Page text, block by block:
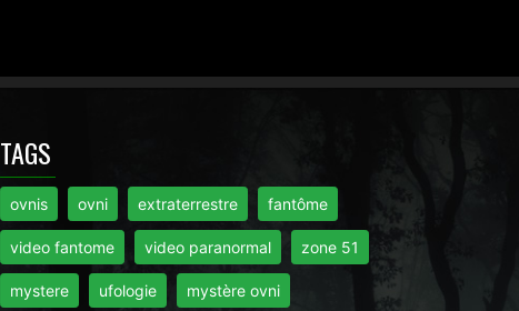
TAGS
ovnis ovni extraterrestre fantôme
video fantome video paranormal zone 51
mystere ufologie mystère ovni